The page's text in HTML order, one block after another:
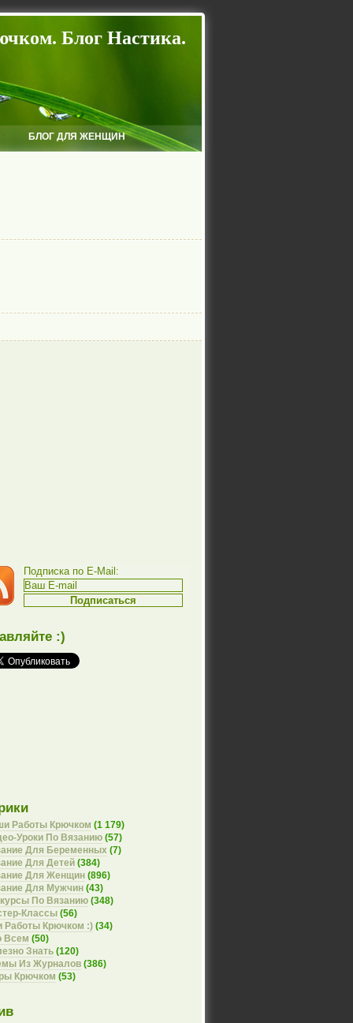
Блог Настика.
БЛОГ ДЛЯ ЖЕНЩИН
Подписка по E-Mail:
:)
Работы Крючком (1 179)
Уроки По Вязанию (57)
Для Беременных (7)
Для Детей (384)
Для Женщин (896)
Для Мужчин (43)
По Вязанию (348)
Классы (56)
Работы Крючком :) (34)
Всем (50)
Знать (120)
Из Журналов (386)
Крючком (53)